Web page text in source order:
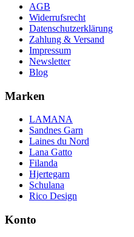
AGB
Widerrufsrecht
Datenschutzerklärung
Zahlung & Versand
Impressum
Newsletter
Blog
Marken
LAMANA
Sandnes Garn
Laines du Nord
Lana Gatto
Filanda
Hjertegarn
Schulana
Rico Design
Konto